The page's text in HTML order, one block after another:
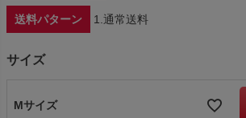
送料パターン 1.通常送料
サイズ
Mサイズ